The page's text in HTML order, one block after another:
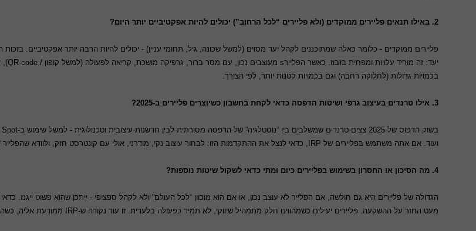
2. באילו תנאים פליירים ממוקדים (ולא פליירים “לכל הרחוב”) יכולים להיות אפקטיביים יותר היום?
בכמויות גדולות (לחלוקה רחבה) וגם בכמויות קטנות יותר, לפי הצורך.
3. אילו טרנדים בעיצוב גרפי ושיטות הדפסה כדאי לקחת בחשבון כשיוצרים פליירים ב-2025?
ועוד. אם אתה משתמש בפליירים של IRP, כדאי לנצל את ההתקדמות הזו: לבחור עיצוב נקי, מודרני, אולי עם קונטרסט חזק, ולוודא שהפלייר “מדבר” לעידן של 2025 - לא משהו שמרגיש ישן או מיושן.
4. מה הסיכון או החסרון בשימוש בפליירים כיום ומתי כדאי לשקול שיטות נוספות?
הגדולה של פליירים היא גם חולשה, אם הפלייר לא עוצב נכון, או אם הוא מוכוון “לכל העולם” ולא לקהל ספציפי - ייתכן שהוא פשוט ייגנז.
מעט החזר על ההשקעה. פליירים יעילים כשמהווים חלק מתמהיל שיווקי, לא תמיד כפעולה בלעדית. זו עוד נקודה ש-IRP ממודעת אליה, כשהיא מציעה גם הדפסות בכמויות משתנות כך שתוכל להתאים את ההשקעה.